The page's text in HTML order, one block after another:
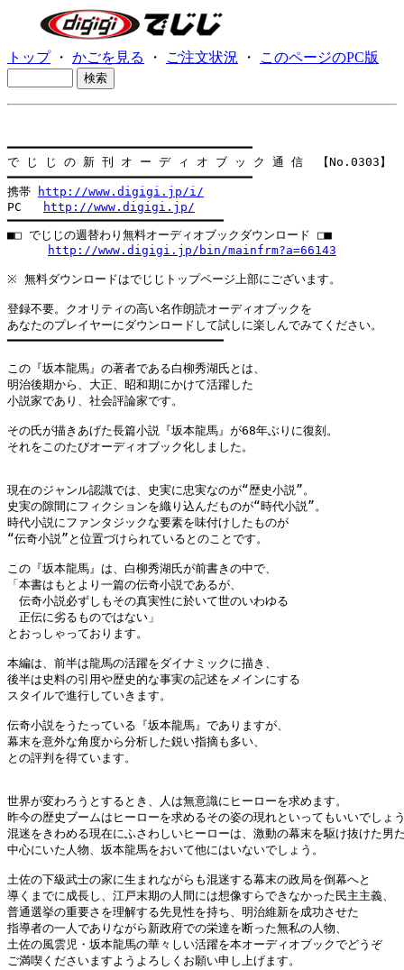
トップ・ かごを見る ・ ご注文状況 ・ このページのPC版
━━━━━━━━━━━━━━━━━━━━━━━━━━━━━━━━━━
で じ じ の 新 刊 オ ー デ ィ オ ブ ッ ク 通 信  【No.0303】
━━━━━━━━━━━━━━━━━━━━━━━━━━━━━━━━━━
携帯
http://www.digigi.jp/i/
PC
http://www.digigi.jp/
━━━━━━━━━━━━━━━━━━━━━━━━━━━━━━
■□ でじじの週替わり無料オーディオブックダウンロード □■
http://www.digigi.jp/bin/mainfrm?a=66143
※ 無料ダウンロードはでじじトップページ上部にございます。
登録不要。クオリティの高い名作朗読オーディオブックを
あなたのプレイヤーにダウンロードして試しに楽しんでみてください。
━━━━━━━━━━━━━━━━━━━━━━━━━━━━━━
この『坂本龍馬』の著者である白柳秀湖氏とは、
明治後期から、大正、昭和期にかけて活躍した
小説家であり、社会評論家です。
その氏が描きあげた長篇小説『坂本龍馬』が68年ぶりに復刻。
それをこのたびオーディオブック化しました。
現在のジャンル認識では、史実に忠実なのが“歴史小説”。
史実の隙間にフィクションを織り込んだものが“時代小説”。
時代小説にファンタジックな要素を味付けしたものが
“伝奇小説”と位置づけられているとのことです。
この『坂本龍馬』は、白柳秀湖氏が前書きの中で、
「本書はもとより一篇の伝奇小説であるが、
伝奇小説必ずしもその真実性に於いて世のいわゆる
正伝に劣るものではない」
とおっしゃっております。
本編は、前半は龍馬の活躍をダイナミックに描き、
後半は史料の引用や歴史的な事実の記述をメインにする
スタイルで進行していきます。
伝奇小説をうたっている『坂本龍馬』でありますが、
幕末を意外な角度から分析した鋭い指摘も多い、
との評判を得ています。
世界が変わろうとするとき、人は無意識にヒーローを求めます。
昨今の歴史ブームはヒーローを求めるその姿の現れといってもいいでしょ
混迷をきわめる現在にふさわしいヒーローは、激動の幕末を駆け抜けた男
中心にいた人物、坂本龍馬をおいて他にはいないでしょう。
土佐の下級武士の家に生まれながらも混迷する幕末の政局を倒幕へと
導くまでに成長し、江戸末期の人間には想像すらできなかった民主主義、
普通選挙の重要さを理解する先見性を持ち、明治維新を成功させた
指導者の一人でありながら新政府での栄達を断った無私の人物、
土佐の風雲児・坂本龍馬の華々しい活躍を本オーディオブックでどうぞ
ご満喫くださいますようよろしくお願い申し上げます。